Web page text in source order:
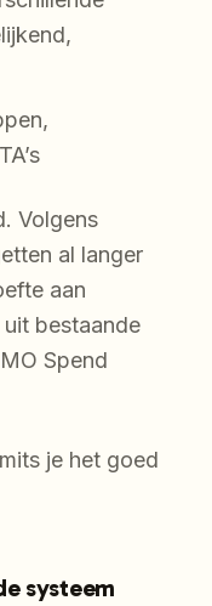
Volgens
al langer
aan
bestaande
Spend
je het goed
systeem